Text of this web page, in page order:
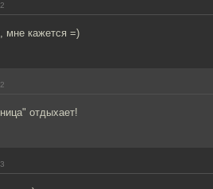
мне кажется =)
отдыхает!